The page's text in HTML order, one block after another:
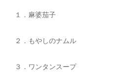
１．麻婆茄子
２．もやしのナムル
３．ワンタンスープ